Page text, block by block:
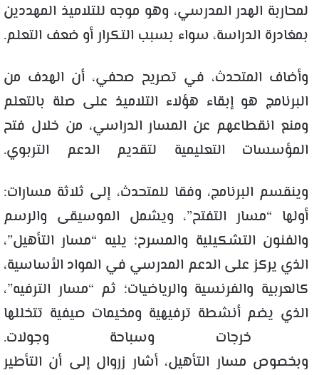
لمحاربة الهدر المدرسي، وهو موجه للتلاميذ المهددين
بمغادرة الدراسة، سواء بسبب التكرار أو ضعف التعلم.
وأضاف المتحدث، في تصريح صحفي، أن الهدف من
البرنامج هو إبقاء هؤلاء التلاميذ على صلة بالتعلم
ومنع انقطاعهم عن المسار الدراسي، من خلال فتح
المؤسسات التعليمية لتقديم الدعم التربوي.
وينقسم البرنامج، وفقا للمتحدث، إلى ثلاثة مسارات:
أولها “مسار التفتح”، ويشمل الموسيقى والرسم
والفنون التشكيلية والمسرح؛ يليه “مسار التأهيل”،
الذي يركز على الدعم المدرسي في المواد الأساسية،
كالعربية والفرنسية والرياضيات؛ ثم “مسار الترفيه”،
الذي يضم أنشطة ترفيهية ومخيمات صيفية تتخللها
خرجات وسباحة وجولات.
وبخصوص مسار التأهيل، أشار زروال إلى أن التأطير